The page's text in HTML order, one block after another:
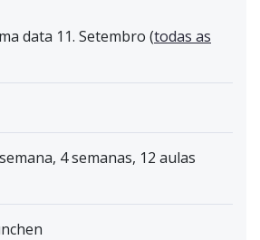
data 11. Setembro (todas as
4 semanas, 12 aulas